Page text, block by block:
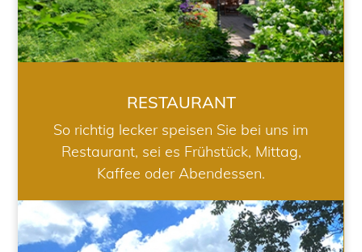
RESTAURANT
So richtig lecker speisen Sie bei uns im
Restaurant, sei es Frühstück, Mittag,
Kaffee oder Abendessen.